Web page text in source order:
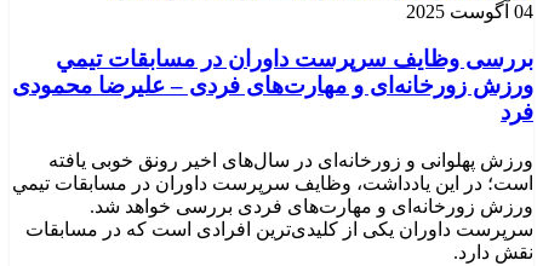
04 آگوست 2025
بررسی وظايف سرپرست داوران در مسابقات تیمي
ورزش زورخانه‌ای و مهارت‌های فردی – علیرضا محمودی
فرد
ورزش پهلوانی و زورخانه‌ای در سال‌های اخیر رونق خوبی یافته
است؛ در این یادداشت، وظایف سرپرست داوران در مسابقات تیمي
ورزش زورخانه‌ای و مهارت‌های فردی بررسی خواهد شد.
سرپرست داوران یکی از کلیدی‌ترین افرادی است که در مسابقات
نقش دارد.